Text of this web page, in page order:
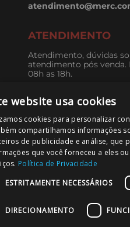
ATENDIMENTO
Atendimento, dúvidas
atendimento pós venda.
08h as 18h.
COMPRE EM
Compre em grandes
atendimento
vendas@merc.com.br
website usa cookies
cookies para personalizar
compartilhamos informações
de publicidade e análise, que
que você forneceu a eles
Política de Privacidade
ESTRITAMENTE NECESSÁRIOS
DIRECIONAMENTO